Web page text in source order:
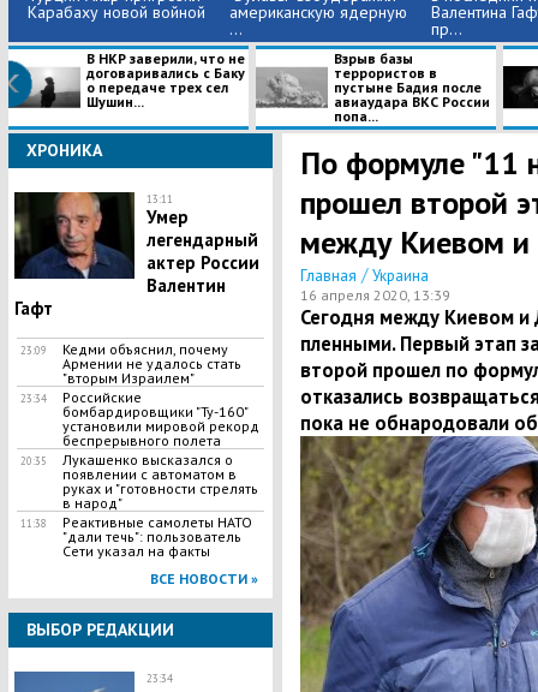
Карабаху новой войной американскую ядерную
...
Валентина
пр...
В НКР заверили, что не
договаривались с Баку
о передаче трех сел
Шушин...
Взрыв базы
террористов в
пустыне Бадия после
авиаудара ВКС России
попа...
ХРОНИКА
13:11
Умер
легендарный
актер России
Валентин
Гафт
23:09
Кедми объяснил, почему
Армении не удалось стать
"вторым Израилем"
23:34
Российские
бомбардировщики "Ту-160"
установили мировой рекорд
беспрерывного полета
20:35
Лукашенко высказался о
появлении с автоматом в
руках и "готовности стрелять
в народ"
11:38
​Реактивные самолеты НАТО
"дали течь": пользователь
Сети указал на факты
ВСЕ НОВОСТИ »
ВЫБОР РЕДАКЦИИ
23:34
​По формуле "11
прошел второй
между Киевом и
Главная / Украина
16 апреля 2020, 13:39
Сегодня между Киевом
пленными. Первый этап
второй прошел по
отказались
пока не обнародовали